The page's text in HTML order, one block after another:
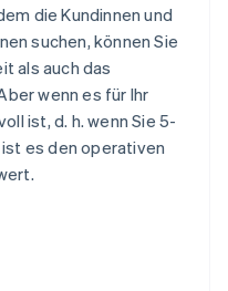
die Kundinnen und
suchen, können Sie
als auch das
wenn es für Ihr
ist, d. h. wenn Sie 5-
es den operativen